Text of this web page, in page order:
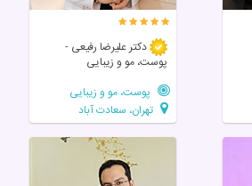
دکتر علیرضا رفیعی -
پوست، مو و زیبایی
پوست، مو و زیبایی
تهران، سعادت آباد